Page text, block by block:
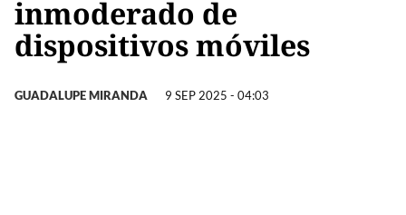
inmoderado de
dispositivos móviles
GUADALUPE MIRANDA 9 SEP 2025 - 04:03